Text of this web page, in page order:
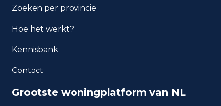
Zoeken per provincie
Hoe het werkt?
Kennisbank
Contact
Grootste woningplatform van NL